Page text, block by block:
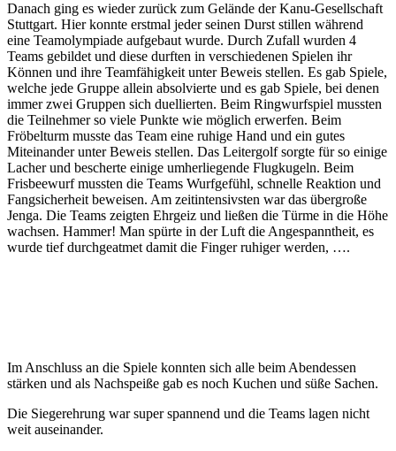
Danach ging es wieder zurück zum Gelände der Kanu-Gesellschaft
Stuttgart. Hier konnte erstmal jeder seinen Durst stillen während
eine Teamolympiade aufgebaut wurde. Durch Zufall wurden 4
Teams gebildet und diese durften in verschiedenen Spielen ihr
Können und ihre Teamfähigkeit unter Beweis stellen. Es gab Spiele,
welche jede Gruppe allein absolvierte und es gab Spiele, bei denen
immer zwei Gruppen sich duellierten. Beim Ringwurfspiel mussten
die Teilnehmer so viele Punkte wie möglich erwerfen. Beim
Fröbelturm musste das Team eine ruhige Hand und ein gutes
Miteinander unter Beweis stellen. Das Leitergolf sorgte für so einige
Lacher und bescherte einige umherliegende Flugkugeln. Beim
Frisbeewurf mussten die Teams Wurfgefühl, schnelle Reaktion und
Fangsicherheit beweisen. Am zeitintensivsten war das übergroße
Jenga. Die Teams zeigten Ehrgeiz und ließen die Türme in die Höhe
wachsen. Hammer! Man spürte in der Luft die Angespanntheit, es
wurde tief durchgeatmet damit die Finger ruhiger werden, ….
Im Anschluss an die Spiele konnten sich alle beim Abendessen
stärken und als Nachspeiße gab es noch Kuchen und süße Sachen.
Die Siegerehrung war super spannend und die Teams lagen nicht
weit auseinander.